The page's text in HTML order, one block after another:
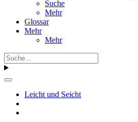
Suche
Mehr
Glossar
Mehr
Mehr
Leicht und Seicht